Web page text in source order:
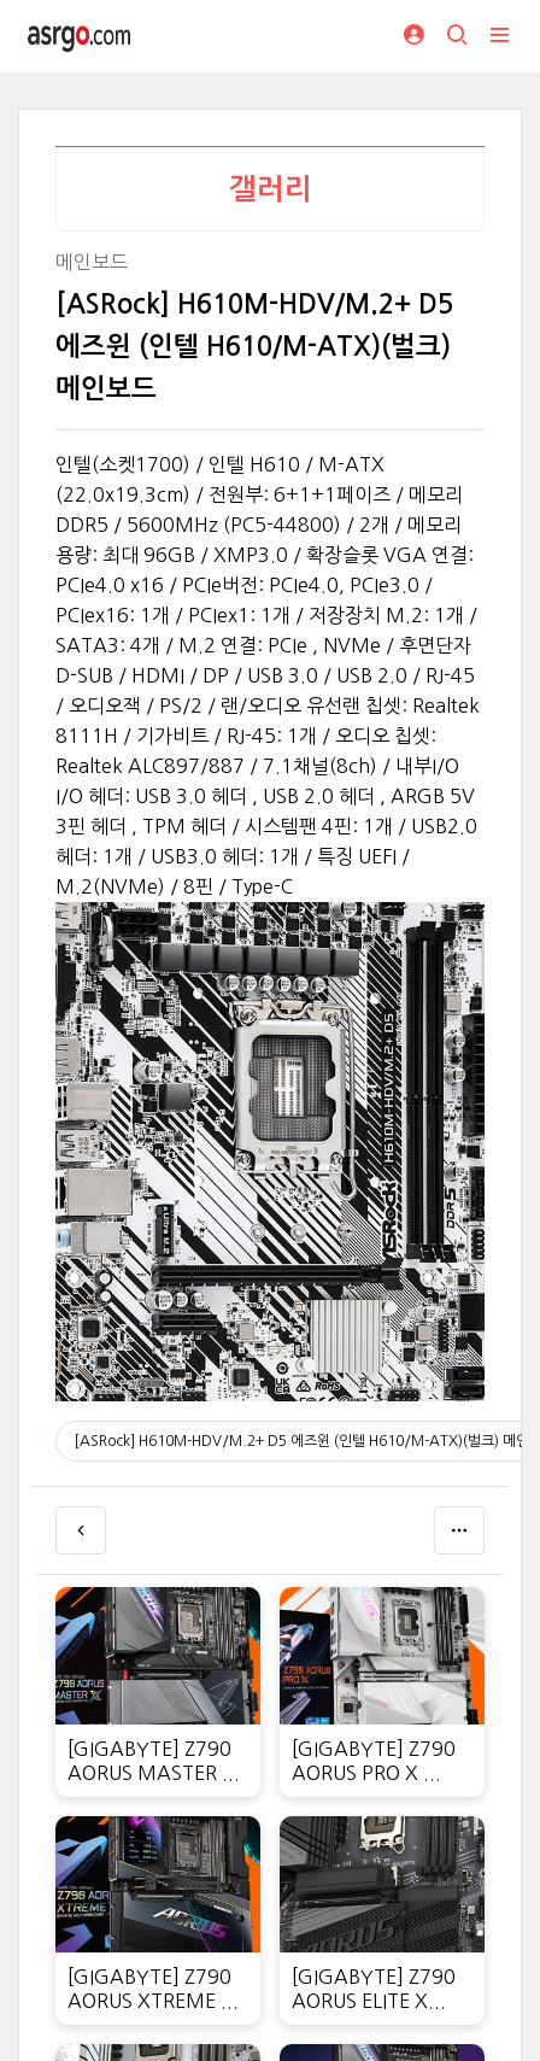
갤러리
메인보드
[ASRock] H610M-HDV/M.2+ D5
에즈윈 (인텔 H610/M-ATX)(벌크)
메인보드
인텔(소켓1700) / 인텔 H610 / M-ATX
(22.0x19.3cm) / 전원부: 6+1+1페이즈 / 메모리
DDR5 / 5600MHz (PC5-44800) / 2개 / 메모리
용량: 최대 96GB / XMP3.0 / 확장슬롯 VGA 연결:
PCIe4.0 x16 / PCIe버전: PCIe4.0, PCIe3.0 /
PCIex16: 1개 / PCIex1: 1개 / 저장장치 M.2: 1개 /
SATA3: 4개 / M.2 연결: PCIe , NVMe / 후면단자
D-SUB / HDMI / DP / USB 3.0 / USB 2.0 / RJ-45
/ 오디오잭 / PS/2 / 랜/오디오 유선랜 칩셋: Realtek
8111H / 기가비트 / RJ-45: 1개 / 오디오 칩셋:
Realtek ALC897/887 / 7.1채널(8ch) / 내부I/O
I/O 헤더: USB 3.0 헤더 , USB 2.0 헤더 , ARGB 5V
3핀 헤더 , TPM 헤더 / 시스템팬 4핀: 1개 / USB2.0
헤더: 1개 / USB3.0 헤더: 1개 / 특징 UEFI /
M.2(NVMe) / 8핀 / Type-C
[ASRock] H610M-HDV/M.2+ D5 에즈윈 (인텔 H610/M-ATX)(벌크) 메인
[GIGABYTE] Z790
AORUS MASTER ...
[GIGABYTE] Z790
AORUS PRO X ...
[GIGABYTE] Z790
AORUS XTREME ...
[GIGABYTE] Z790
AORUS ELITE X...